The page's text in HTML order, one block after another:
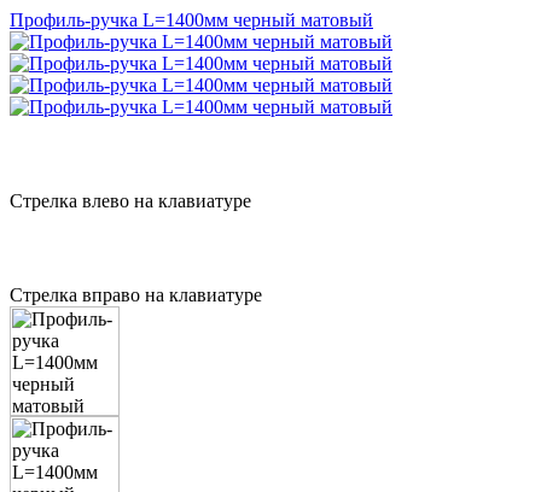
Профиль-ручка L=1400мм черный матовый
Стрелка влево на клавиатуре
Стрелка вправо на клавиатуре